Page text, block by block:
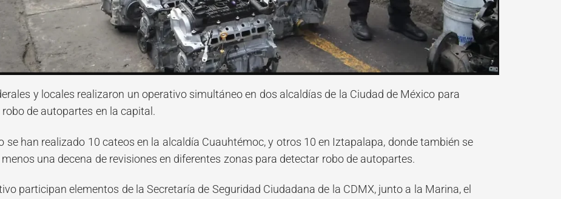
y locales realizaron un operativo simultáneo en dos alcaldías de la Ciudad de México para
de autopartes en la capital.
se han realizado 10 cateos en la alcaldía Cuauhtémoc, y otros 10 en Iztapalapa, donde también se
una decena de revisiones en diferentes zonas para detectar robo de autopartes.
participan elementos de la Secretaría de Seguridad Ciudadana de la CDMX, junto a la Marina, el